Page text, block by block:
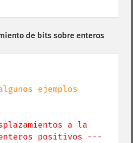
de bits sobre enteros
a la
enteros positivos ---